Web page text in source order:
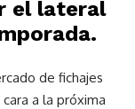
el lateral
de fichajes
a la próxima